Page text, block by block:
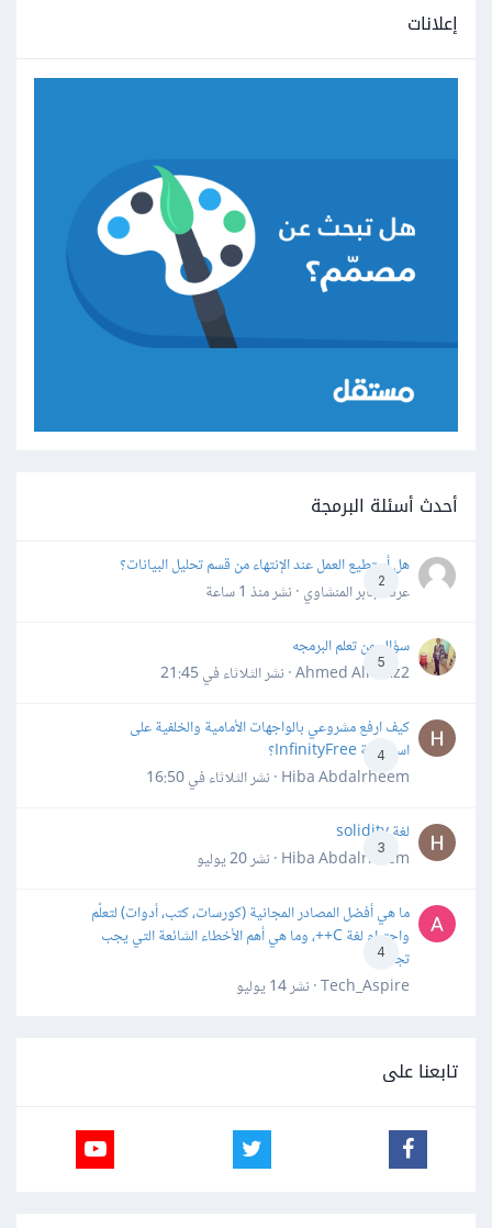
إعلانات
أحدث أسئلة البرمجة
2
هل أستطيع العمل عند الإنتهاء من قسم تحليل البيانات؟
عرفه جابر المنشاوي · نشرمنذ 1 ساعة
5
سؤال عن تعلم البرمجه
Ahmed Alhafiz2 · نشر
الثلاثاء في 21:45
4
كيف ارفع مشروعي بالواجهات الأمامية والخلفية على
استضافة InfinityFree؟
Hiba Abdalrheem · نشر
الثلاثاء في 16:50
3
لغة solidity
Hiba Abdalrheem · نشر
20 يوليو
4
ما هي أفضل المصادر المجانية (كورسات، كتب، أدوات) لتعلّم
واحترام لغة C++، وما هي أهم الأخطاء الشائعة التي يجب
تجنبها؟
Tech_Aspire · نشر
14 يوليو
تابعنا على